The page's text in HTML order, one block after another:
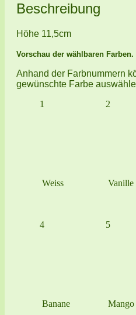
Beschreibung
Höhe 11,5cm
Vorschau der wählbaren Farben.
Anhand der Farbnummern
gewünschte Farbe
1
Weiss
2
Vanille
4
Banane
5
Mango